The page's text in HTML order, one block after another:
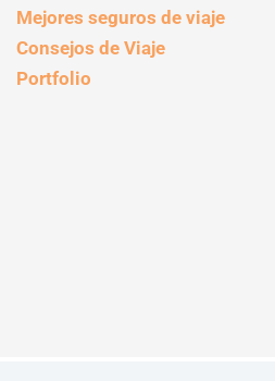
Mejores seguros de viaje
Consejos de Viaje
Portfolio